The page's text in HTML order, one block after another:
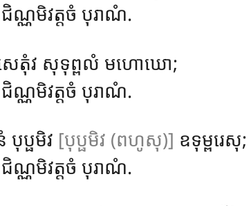
ណ្ណមិវត្តចំ បុរាណំ.
េតុំវ សុទុព្ពលំ មហោឃោ;
ណ្ណមិវត្តចំ បុរាណំ.
ប្ផមិវ [បុប្ផមិវ (ពហូសុ)] ឧទុម្ពរេសុ;
ណ្ណមិវត្តចំ បុរាណំ.